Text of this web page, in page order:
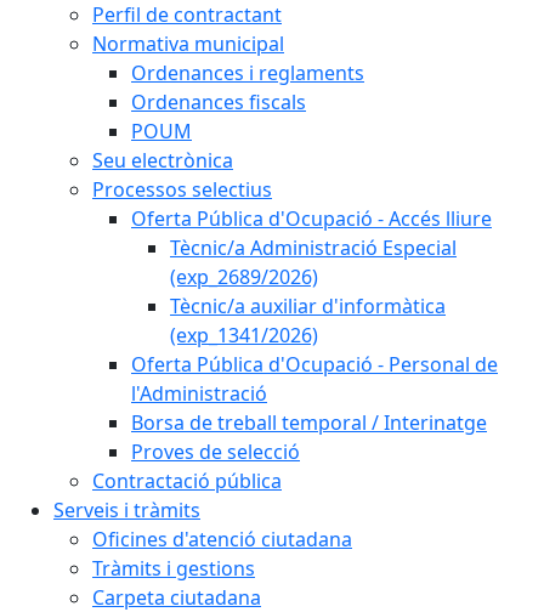
Perfil de contractant
Normativa municipal
Ordenances i reglaments
Ordenances fiscals
POUM
Seu electrònica
Processos selectius
Oferta Pública d'Ocupació - Accés lliure
Tècnic/a Administració Especial
(exp_2689/2026)
Tècnic/a auxiliar d'informàtica
(exp_1341/2026)
Oferta Pública d'Ocupació - Personal de
l'Administració
Borsa de treball temporal / Interinatge
Proves de selecció
Contractació pública
Serveis i tràmits
Oficines d'atenció ciutadana
Tràmits i gestions
Carpeta ciutadana